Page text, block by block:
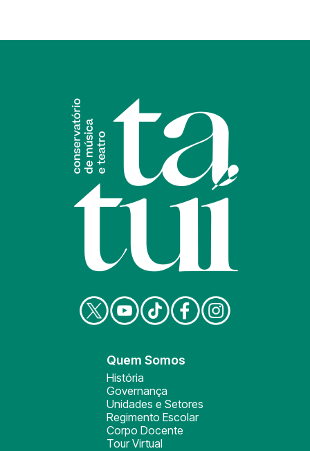
Quem Somos
História
Governança
Unidades e Setores
Regimento Escolar
Corpo Docente
Tour Virtual